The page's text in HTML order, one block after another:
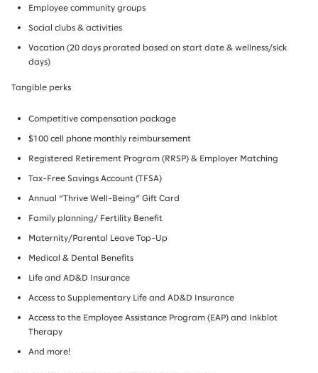
Employee community groups
Social clubs & activities
Vacation (20 days prorated based on start date & wellness/sick
days)
Tangible perks
Competitive compensation package
$100 cell phone monthly reimbursement
Registered Retirement Program (RRSP) & Employer Matching
Tax-Free Savings Account (TFSA)
Annual “Thrive Well-Being” Gift Card
Family planning/ Fertility Benefit
Maternity/Parental Leave Top-Up
Medical & Dental Benefits
Life and AD&D Insurance
Access to Supplementary Life and AD&D Insurance
Access to the Employee Assistance Program (EAP) and Inkblot
Therapy
And more!